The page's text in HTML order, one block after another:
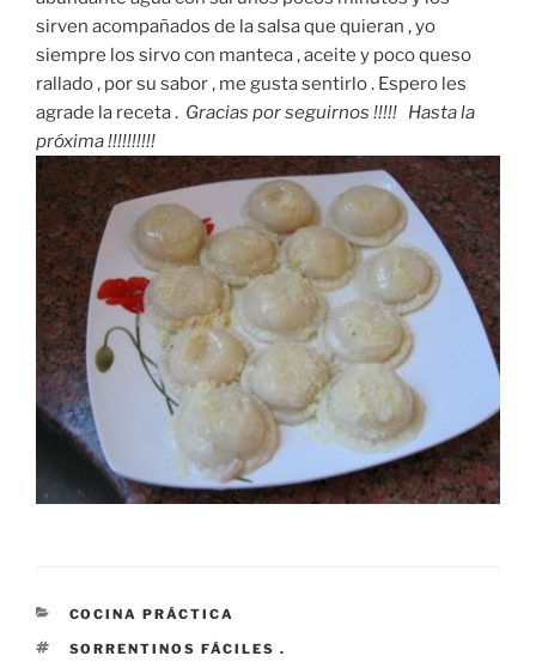
sirven acompañados de la salsa que quieran , yo
siempre los sirvo con manteca , aceite y poco queso
rallado , por su sabor , me gusta sentirlo . Espero les
agrade la receta . Gracias por seguirnos !!!!! Hasta la
próxima !!!!!!!!!!
CATEGORÍAS
COCINA PRÁCTICA
ETIQUETAS
SORRENTINOS FÁCILES .